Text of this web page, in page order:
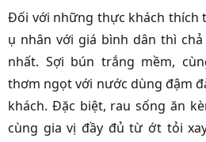
Đối với những thực khách thích
ụ nhân với giá bình dân thì
nhất. Sợi bún trắng mềm,
thơm ngọt với nước dùng đậm
khách. Đặc biệt, rau sống ăn
cùng gia vị đầy đủ từ ớt tỏi